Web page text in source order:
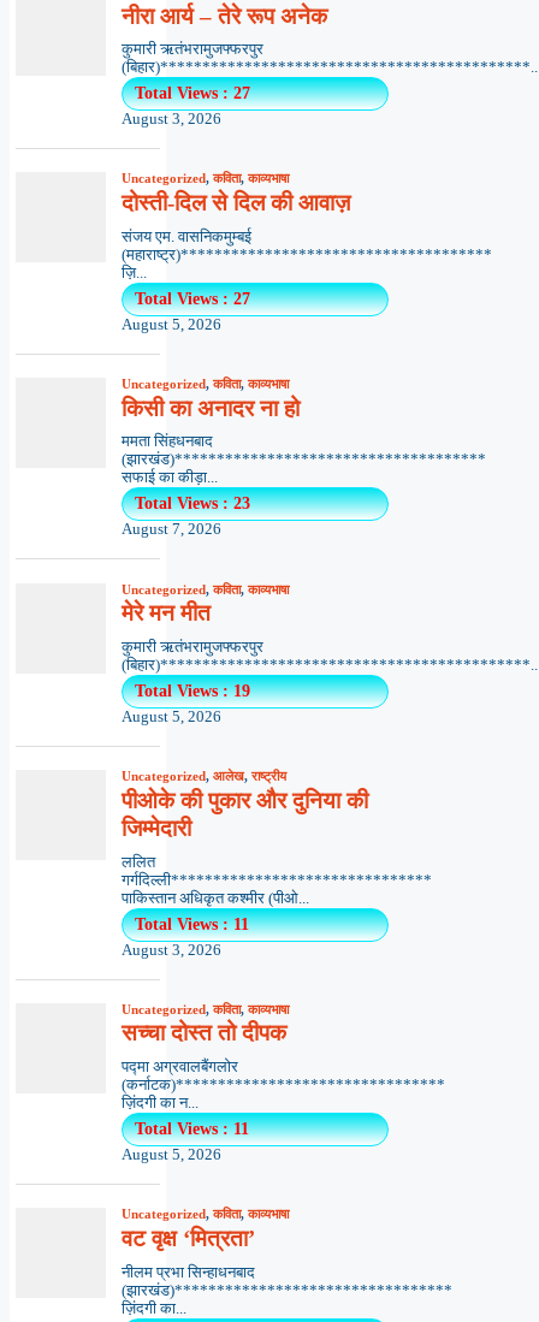
नीरा आर्य – तेरे रूप अनेक
कुमारी ऋतंभरामुजफ्फरपुर
Total Views : 27
August 3, 2026
Uncategorized,कविता,काव्यभाषा
दोस्ती-दिल से दिल की आवाज़
संजय एम. वासनिकमुम्बई
(महाराष्ट्र)*************************************
ज़ि...
Total Views : 27
August 5, 2026
Uncategorized,कविता,काव्यभाषा
किसी का अनादर ना हो
ममता सिंहधनबाद
(झारखंड)*************************************
सफाई का कीड़ा...
Total Views : 23
August 7, 2026
Uncategorized,कविता,काव्यभाषा
मेरे मन मीत
कुमारी ऋतंभरामुजफ्फरपुर
Total Views : 19
August 5, 2026
Uncategorized, आलेख,राष्ट्रीय
पीओके की पुकार और दुनिया की
जिम्मेदारी
ललित
गर्गदिल्ली*******************************
पाकिस्तान अधिकृत कश्मीर (पीओ...
Total Views : 11
August 3, 2026
Uncategorized,कविता,काव्यभाषा
सच्चा दोस्त तो दीपक
पद्मा अग्रवालबैंगलोर
(कर्नाटक)********************************
ज़िंदगी का न...
Total Views : 11
August 5, 2026
Uncategorized,कविता,काव्यभाषा
वट वृक्ष ‘मित्रता’
नीलम प्रभा सिन्हाधनबाद
(झारखंड)*********************************
ज़िंदगी का...